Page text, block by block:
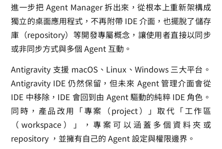
進一步把 Agent Manager 拆出來，從根本上重新架構成
獨立的桌面應用程式，不再附帶 IDE 介面，也擺脫了儲存
庫（repository）等開發專屬概念，讓使用者直接以同步
或非同步方式與多個 Agent 互動。
Antigravity 支援 macOS、Linux、Windows 三大平台。
Antigravity IDE 仍然保留，但未來 Agent 管理介面會從
IDE 中移除，IDE 會回到由 Agent 驅動的純粹 IDE 角色。
同時，產品改用「專案（project）」取代「工作區
（workspace）」，專案可以涵蓋多個資料夾或
repository ，並擁有自己的 Agent 設定與權限邊界。